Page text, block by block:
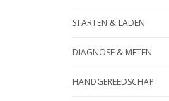
STARTEN & LADEN
DIAGNOSE & METEN
HANDGEREEDSCHAP